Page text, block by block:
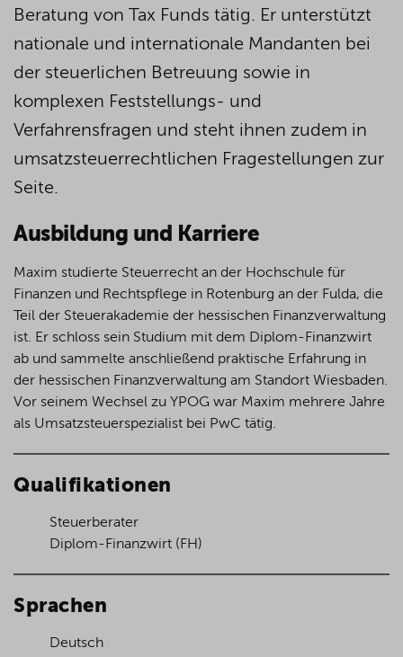
Beratung von Tax Funds tätig. Er unterstützt
nationale und internationale Mandanten bei
der steuerlichen Betreuung sowie in
komplexen Feststellungs- und
Verfahrensfragen und steht ihnen zudem in
umsatzsteuerrechtlichen Fragestellungen zur
Seite.
Ausbildung und Karriere
Maxim studierte Steuerrecht an der Hochschule für
Finanzen und Rechtspflege in Rotenburg an der Fulda, die
Teil der Steuerakademie der hessischen Finanzverwaltung
ist. Er schloss sein Studium mit dem Diplom-Finanzwirt
ab und sammelte anschließend praktische Erfahrung in
der hessischen Finanzverwaltung am Standort Wiesbaden.
Vor seinem Wechsel zu YPOG war Maxim mehrere Jahre
als Umsatzsteuerspezialist bei PwC tätig.
Qualifikationen
Steuerberater
Diplom-Finanzwirt (FH)
Sprachen
Deutsch